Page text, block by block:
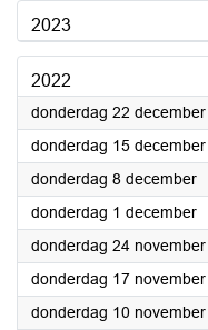
2023
2022
donderdag 22 december
donderdag 15 december
donderdag 8 december
donderdag 1 december
donderdag 24 november
donderdag 17 november
donderdag 10 november